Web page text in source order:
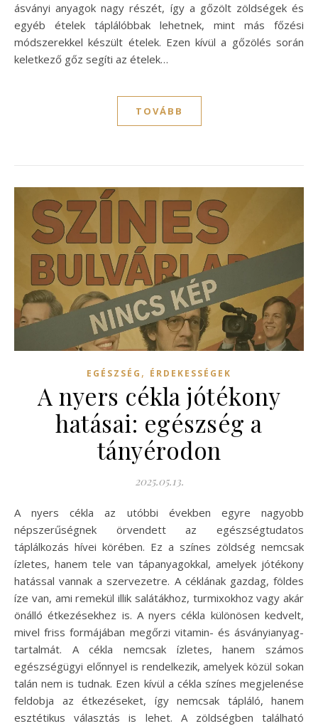
ásványi anyagok nagy részét, így a gőzölt zöldségek és
egyéb ételek táplálóbbak lehetnek, mint más főzési
módszerekkel készült ételek. Ezen kívül a gőzölés során
keletkező gőz segíti az ételek…
TOVÁBB
EGÉSZSÉG , ÉRDEKESSÉGEK
A nyers cékla jótékony
hatásai: egészség a
tányérodon
2025.05.13.
A nyers cékla az utóbbi években egyre nagyobb
népszerűségnek örvendett az egészségtudatos
táplálkozás hívei körében. Ez a színes zöldség nemcsak
ízletes, hanem tele van tápanyagokkal, amelyek jótékony
hatással vannak a szervezetre. A céklának gazdag, földes
íze van, ami remekül illik salátákhoz, turmixokhoz vagy akár
önálló étkezésekhez is. A nyers cékla különösen kedvelt,
mivel friss formájában megőrzi vitamin- és ásványianyag-
tartalmát. A cékla nemcsak ízletes, hanem számos
egészségügyi előnnyel is rendelkezik, amelyek közül sokan
talán nem is tudnak. Ezen kívül a cékla színes megjelenése
feldobja az étkezéseket, így nemcsak tápláló, hanem
esztétikus választás is lehet. A zöldségben található